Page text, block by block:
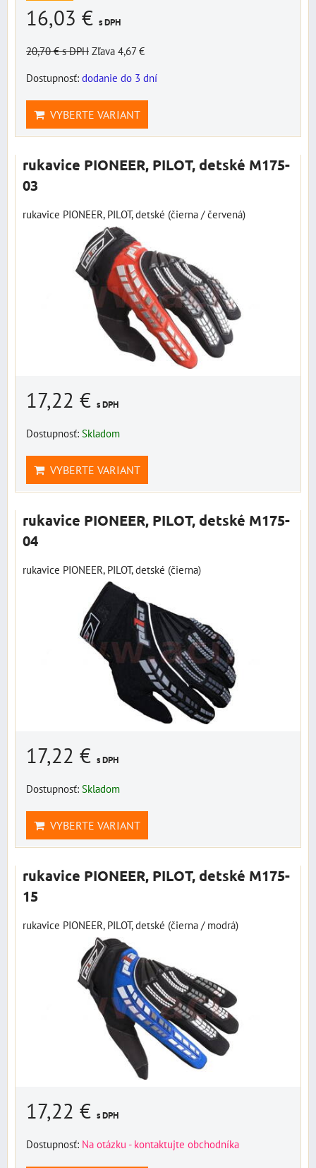
16,03 € s DPH
20,70 €s DPH Zľava 4,67 €
Dostupnosť: dodanie do 3 dní
VYBERTE VARIANT
rukavice PIONEER, PILOT, detské M175-
03
rukavice PIONEER, PILOT, detské (čierna / červená)
17,22 € s DPH
Dostupnosť: Skladom
VYBERTE VARIANT
rukavice PIONEER, PILOT, detské M175-
04
rukavice PIONEER, PILOT, detské (čierna)
17,22 € s DPH
Dostupnosť: Skladom
VYBERTE VARIANT
rukavice PIONEER, PILOT, detské M175-
15
rukavice PIONEER, PILOT, detské (čierna / modrá)
17,22 € s DPH
Dostupnosť: Na otázku - kontaktujte obchodníka